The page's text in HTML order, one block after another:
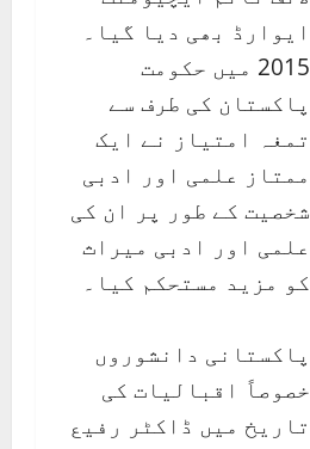
ایوارڈ بھی دیا گیا۔
2015 میں حکومت
پاکستان کی طرف سے
تمغہ امتیاز نے ایک
ممتاز علمی اور ادبی
شخصیت کے طور پر ان کی
علمی اور ادبی میراث
کو مزید مستحکم کیا۔
پاکستانی دانشوروں
خصوصاً اقبالیات کی
تاریخ میں ڈاکٹر رفیع